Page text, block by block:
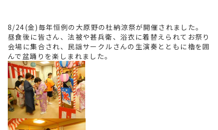
8/24(金)毎年恒例の大原野の杜納涼祭が開催されました。
昼食後に皆さん、法被や甚兵衛、浴衣に着替えられてお祭り
会場に集合され、民謡サークルさんの生演奏とともに櫓を囲
んで盆踊りを楽しまれました。